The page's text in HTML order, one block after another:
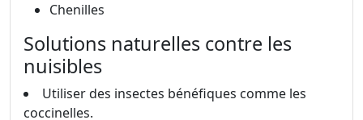
Chenilles
Solutions naturelles contre les
nuisibles
Utiliser des insectes bénéfiques comme les
coccinelles.